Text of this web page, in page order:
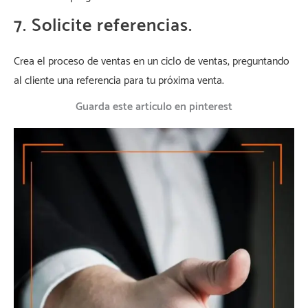
7. Solicite referencias.
Crea el proceso de ventas en un ciclo de ventas, preguntando
al cliente una referencia para tu próxima venta.
Guarda este artículo en pinterest